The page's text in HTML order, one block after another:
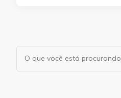
Procurando
algo?